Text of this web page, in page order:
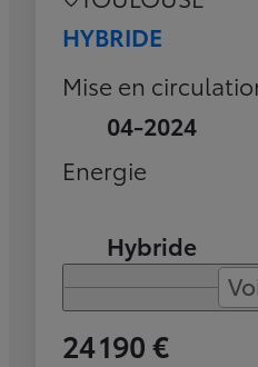
HYBRIDE
Mise en
04-2024
Energie
Hybride
24 190 €